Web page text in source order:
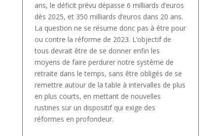
ans, le déficit prévu dépasse 6 milliards d’euros
dès 2025, et 350 milliards d’euros dans 20 ans.
La question ne se résume donc pas à être pour
ou contre la réforme de 2023. L’objectif de
tous devrait être de se donner enfin les
moyens de faire perdurer notre système de
retraite dans le temps, sans être obligés de se
remettre autour de la table à intervalles de plus
en plus courts, en mettant de nouvelles
rustines sur un dispositif qui exige des
réformes en profondeur.